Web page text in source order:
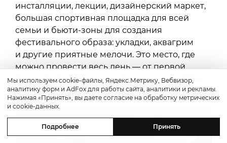
инсталляции, лекции, дизайнерский маркет,
большая спортивная площадка для всей
семьи и бьюти-зоны для создания
фестивального образа: укладки, аквагрим
и другие приятные мелочи. Это место, где
можно провести весь день — от первой
песни до вечернего заката, совмещая отдых
с новыми открытиями.
Мы используем cookie-файлы, Яндекс.Метрику, Вебвизор,
аналитику форм и AdFox для работы сайта, аналитики и рекламы.
Нажимая «Принять», вы даете согласие на обработку метрических
и cookie-данных.
Подробнее Принять